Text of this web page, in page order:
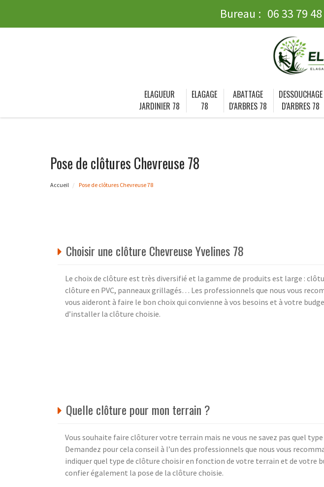
Bureau : 06 33 79
ELAGUEUR
JARDINIER 78
ELAGAGE
78
ABATTAGE
D'ARBRES 78
DESSOUCHAGE
D'ARBRES 78
Pose de clôtures Chevreuse 78
Accueil Pose de clôtures Chevreuse 78
Choisir une clôture Chevreuse Yvelines 78
Le choix de clôture est très diversifié et la gamme de produits est large :
clôture en PVC, panneaux grillagés… Les professionnels que nous vous
vous aideront à faire le bon choix qui convienne à vos besoins et à votre
d’installer la clôture choisie.
Quelle clôture pour mon terrain ?
Vous souhaite faire clôturer votre terrain mais ne vous ne savez pas quel
Demandez pour cela conseil à l’un des professionnels que nous vous
indiquer quel type de clôture choisir en fonction de votre terrain et de votre
confier également la pose de la clôture choisie.